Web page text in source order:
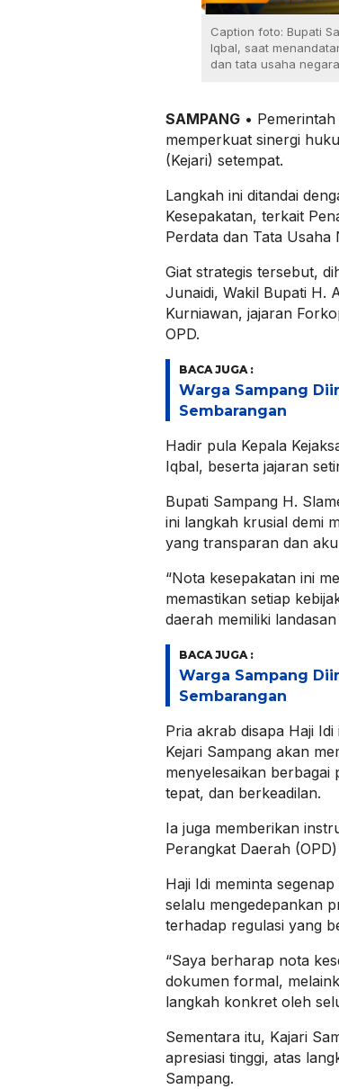
Caption foto: Bupati
Iqbal, saat
dan tata usaha
SAMPANG •
memperkuat sinergi
(Kejari) setempat.
Langkah ini ditandai
Kesepakatan, terkait
Perdata dan Tata
Giat strategis tersebut,
Junaidi, Wakil Bupati H.
Kurniawan, jajaran
OPD.
BACA JUGA :
Warga Sampang
Sembarangan
Hadir pula Kepala
Iqbal, beserta jajaran
Bupati Sampang H.
ini langkah krusial demi
yang transparan dan
“Nota kesepakatan ini
memastikan setiap
daerah memiliki
BACA JUGA :
Warga Sampang
Sembarangan
Pria akrab disapa Haji
Kejari Sampang akan
menyelesaikan
tepat, dan berkeadilan.
Ia juga memberikan
Perangkat Daerah
Haji Idi meminta
selalu mengedepankan
terhadap regulasi yang
“Saya berharap nota
dokumen formal,
langkah konkret oleh
Sementara itu, Kajari
apresiasi tinggi, atas
Sampang.